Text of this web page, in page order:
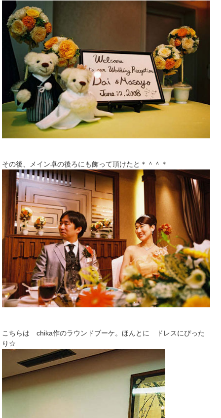
その後、メイン卓の後ろにも飾って頂けたと＊＾＾＊
こちらは chika作のラウンドブーケ。ほんとに ドレスにぴった
り☆